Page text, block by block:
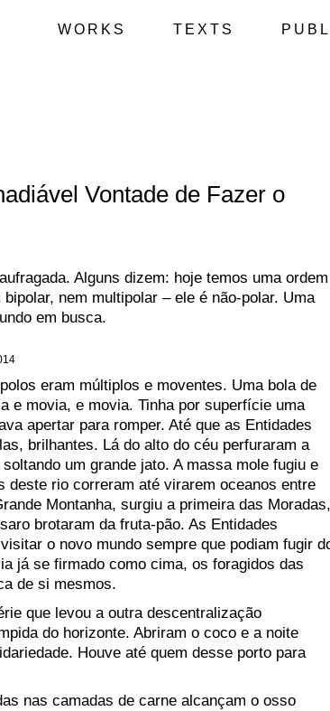
WORKS TEXTS
Vontade de Fazer o
Alguns dizem: hoje temos uma ordem
nem multipolar – ele é não-polar. Uma
em busca.
eram múltiplos e moventes. Uma bola de
e movia, e movia. Tinha por superfície uma
apertar para romper. Até que as Entidades
brilhantes. Lá do alto do céu perfuraram a
um grande jato. A massa mole fugiu e
deste rio correram até virarem oceanos entre
Montanha, surgiu a primeira das Moradas,
brotaram da fruta-pão. As Entidades
o novo mundo sempre que podiam fugir
já se firmado como cima, os foragidos das
de si mesmos.
que levou a outra descentralização
do horizonte. Abriram o coco e a noite
Houve até quem desse porto para
nas camadas de carne alcançam o osso